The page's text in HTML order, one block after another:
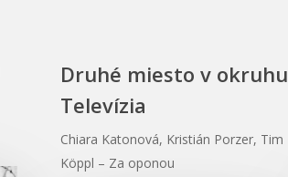
Druhé miesto v okruhu
Televízia
Chiara Katonová, Kristián Porzer, Tim
Köppl – Za oponou